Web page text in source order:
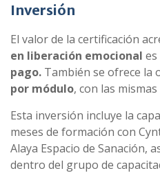
Inversión
El valor de la certificación
en liberación emocional es
pago. También se ofrece la
por módulo, con las
Esta inversión incluye la
meses de formación con
Alaya Espacio de Sanación,
dentro del grupo de